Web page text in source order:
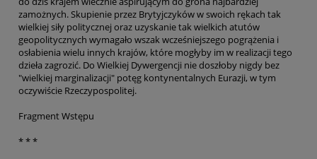
zamożnych. Skupienie przez Brytyjczyków w swoich rękach tak
wielkiej siły politycznej oraz uzyskanie tak wielkich atutów
geopolitycznych wymagało wszak wcześniejszego pogrążenia i
osłabienia wielu innych krajów, które mogłyby im w realizacji tego
dzieła zagrozić. Do Wielkiej Dywergencji nie doszłoby nigdy bez
"wielkiej marginalizacji" potęg kontynentalnych Eurazji, w tym
oczywiście Rzeczypospolitej.
Fragment Wstępu
* * *